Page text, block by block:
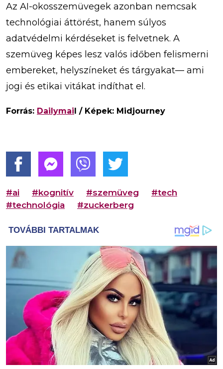
Az AI-okosszemüvegek azonban nemcsak
technológiai áttörést, hanem súlyos
adatvédelmi kérdéseket is felvetnek. A
szemüveg képes lesz valós időben felismerni
embereket, helyszíneket és tárgyakat— ami
jogi és etikai vitákat indíthat el.
Forrás: Dailymail / Képek: Midjourney
#ai #kognitív #szemüveg
#tech
#technológia
#zuckerberg